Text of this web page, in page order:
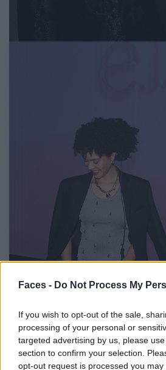
Faces - Do Not Process My
If you wish to opt-out of the sale,
processing of your personal or
targeted advertising by us, please
section to confirm your selection.
opt-out request is processed you may